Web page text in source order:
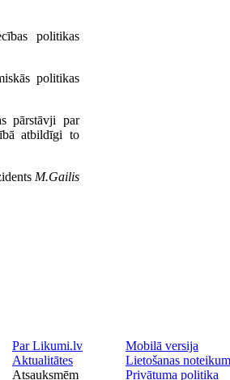
politikas
politikas
pārstāvji par
atbildīgi to
M.Gailis
Par Likumi.lv
Aktualitātes
Atsauksmēm
Mobilā versija
Lietošanas
Privātuma politika